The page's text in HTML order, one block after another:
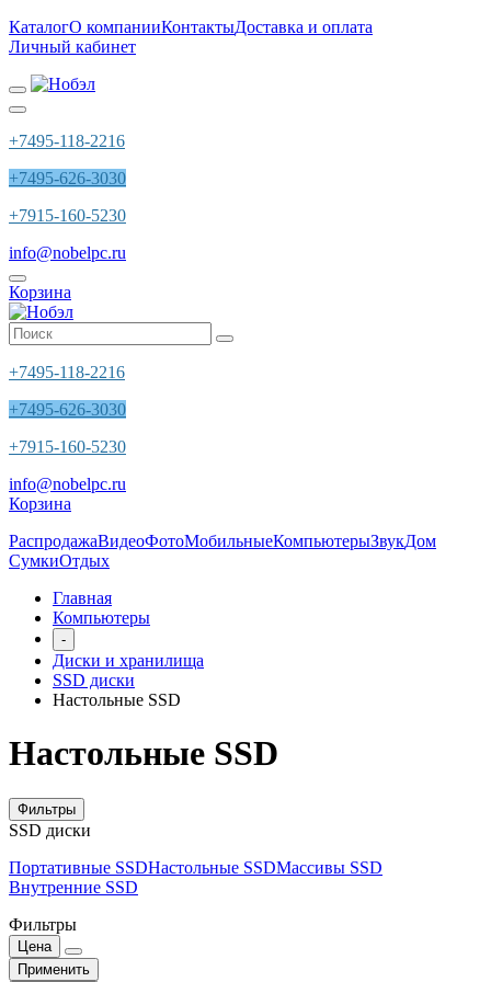
КаталогО компанииКонтактыДоставка и оплата
Личный кабинет
+7495-118-2216
+7495-626-3030
+7915-160-5230
info@nobelpc.ru
Корзина
+7495-118-2216
+7495-626-3030
+7915-160-5230
info@nobelpc.ru
Корзина
РаспродажаВидеоФотоМобильныеКомпьютерыЗвукДом
СумкиОтдых
Главная
Компьютеры
-
Диски и хранилища
SSD диски
Настольные SSD
Настольные SSD
Фильтры
SSD диски
Портативные SSDНастольные SSDМассивы SSD
Внутренние SSD
Фильтры
Цена
Применить